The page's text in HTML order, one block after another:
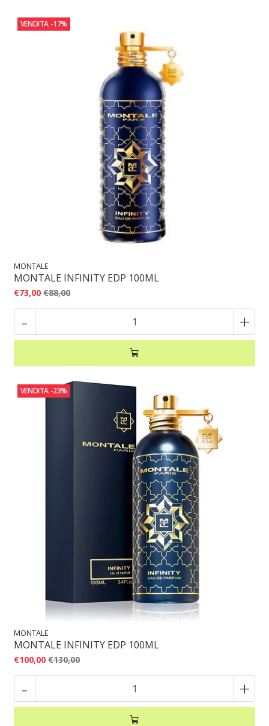
VENDITA -17%
MONTALE
MONTALE INFINITY EDP 100ML
€73,00 €88,00
- +
VENDITA -23%
MONTALE
MONTALE INFINITY EDP 100ML
€100,00 €130,00
- +